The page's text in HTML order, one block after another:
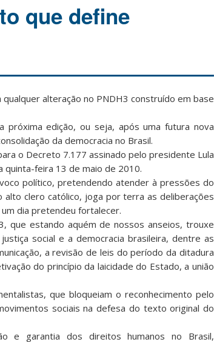
que define
alteração no PNDH3 construído em base
edição, ou seja, após uma futura nova
da democracia no Brasil.
o Decreto 7.177 assinado pelo presidente Lula
quinta-feira 13 de maio de 2010.
político, pretendendo atender à pressões do
clero católico, joga por terra as deliberações
dia pretendeu fortalecer.
que estando aquém de nossos anseios, trouxe
social e a democracia brasileira, dentre as
a revisão de leis do período da ditadura
do princípio da laicidade do Estado, a união
que bloqueiam o reconhecimento pelo
sociais na defesa do texto original do
e garantia dos direitos humanos no Brasil,